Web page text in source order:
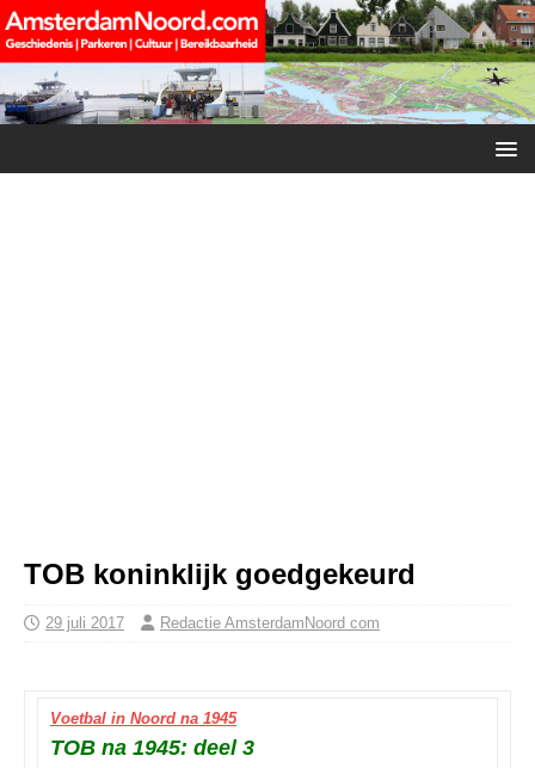
TOB koninklijk goedgekeurd
29 juli 2017 Redactie AmsterdamNoord com
Voetbal in Noord na 1945
TOB na 1945: deel 3